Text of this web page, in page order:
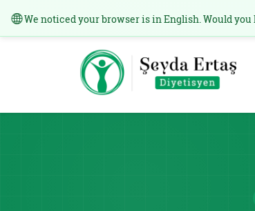
We noticed your browser is in English. Would